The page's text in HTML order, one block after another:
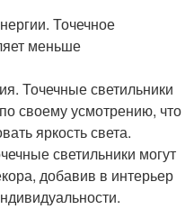
Точечное
меньше
Точечные светильники
своему усмотрению, что
яркость света.
светильники могут
добавив в интерьер